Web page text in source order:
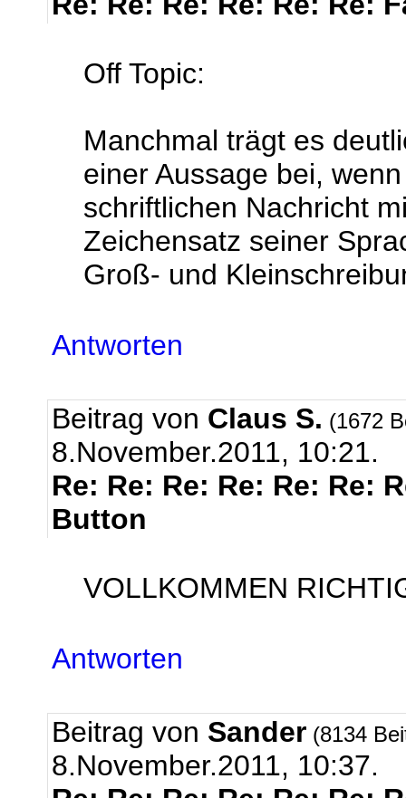
Off Topic:
Manchmal trägt es
einer Aussage bei,
schriftlichen Nachricht
Zeichensatz seiner
Groß- und
Antworten
Beitrag von Claus S. (1672
8.November.2011, 10:21.
Re: Re: Re: Re: Re: Re:
Button
VOLLKOMMEN
Antworten
Beitrag von Sander (8134
8.November.2011, 10:37.